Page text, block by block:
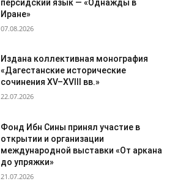
персидский язык — «Однажды в
Иране»
07.08.2026
Издана коллективная монография
«Дагестанские исторические
сочинения XV–XVIII вв.»
22.07.2026
Фонд Ибн Сины принял участие в
открытии и организации
международной выставки «От аркана
до упряжки»
21.07.2026